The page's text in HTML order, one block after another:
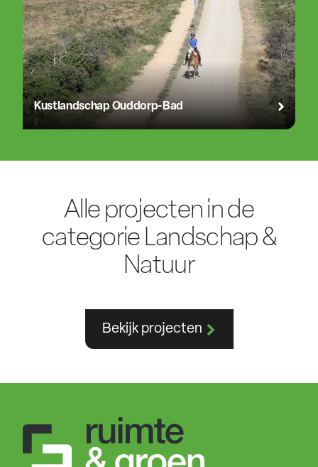
Kustlandschap Ouddorp-Bad
Alle projecten in de
categorie Landschap &
Natuur
Bekijk projecten